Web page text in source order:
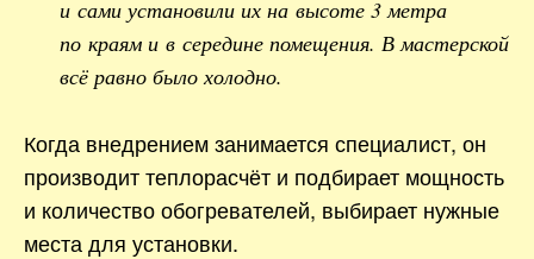
и сами установили их на высоте 3 метра
по краям и в середине помещения. В мастерской
всё равно было холодно.
Когда внедрением занимается специалист, он
производит теплорасчёт и подбирает мощность
и количество обогревателей, выбирает нужные
места для установки.